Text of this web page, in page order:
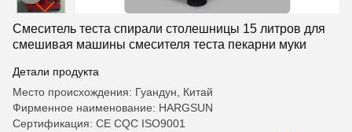
Смеситель теста спирали столешницы 15 литров для
смешивая машины смесителя теста пекарни муки
Детали продукта
Место происхождения: Гуандун, Китай
Фирменное наименование: HARGSUN
Сертификация: CE CQC ISO9001